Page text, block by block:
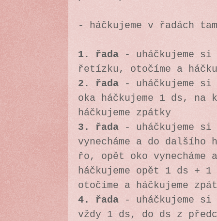
- háčkujeme v řadách
1. řada - uháčkujeme si
řetízku, otočíme a
2. řada
- uháčkujeme
oka háčkujeme 1 ds, na
háčkujeme zpátky
3. řada - uháčkujeme
vynecháme a do dalšího
řo, opět oko vynecháme
háčkujeme opět 1 ds +
otočíme a háčkujeme
4. řada - uháčkujeme
vždy 1 ds, do ds z